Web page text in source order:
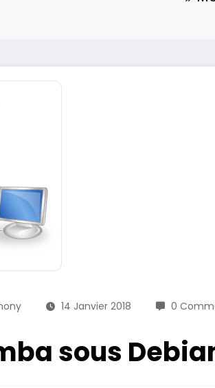
14 Janvier 2018 0
sous